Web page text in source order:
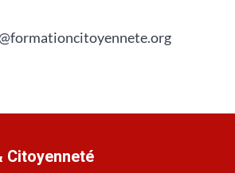
Citoyenneté